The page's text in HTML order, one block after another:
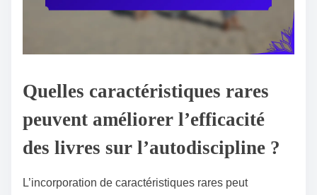
Quelles caractéristiques rares
peuvent améliorer l’efficacité
des livres sur l’autodiscipline ?
L’incorporation de caractéristiques rares peut